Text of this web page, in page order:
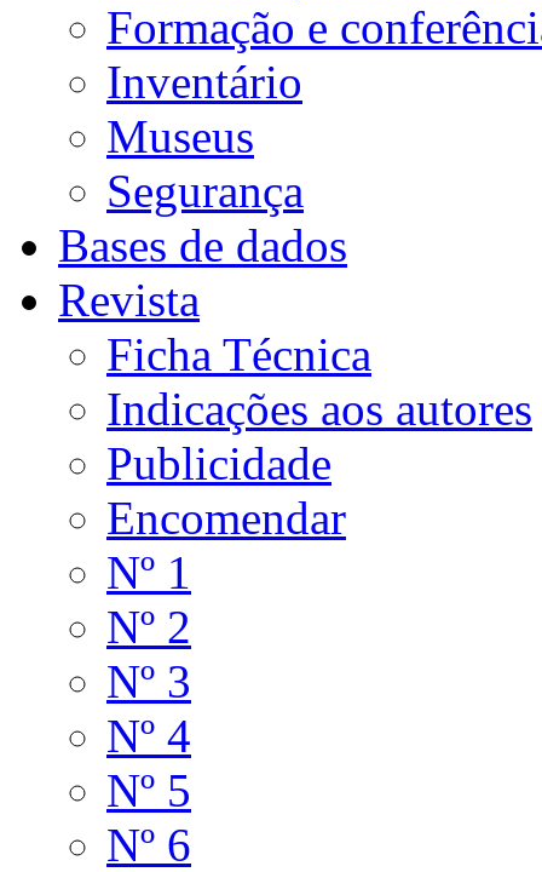
Formação e
Inventário
Museus
Segurança
Bases de dados
Revista
Ficha Técnica
Indicações aos autores
Publicidade
Encomendar
Nº 1
Nº 2
Nº 3
Nº 4
Nº 5
Nº 6